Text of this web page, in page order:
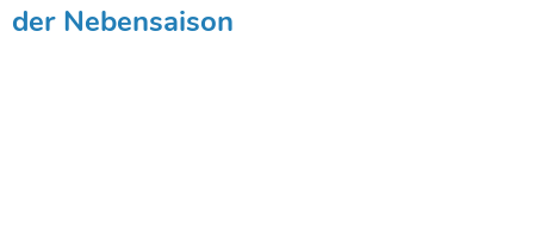
der Nebensaison